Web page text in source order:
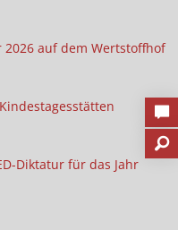
auf dem Wertstoffhof
Diktatur für das Jahr